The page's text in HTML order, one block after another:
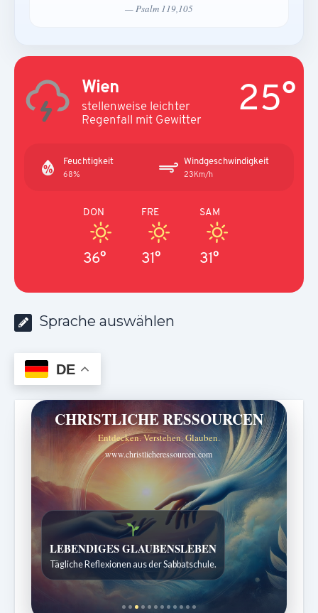
— Psalm 119,105
Wien
stellenweise leichter
Regenfall mit Gewitter
25°
Feuchtigkeit
68%
Windgeschwindigkeit
23Km/h
DON
36°
FRE
31°
SAM
31°
Sprache auswählen
DE
CHRISTLICHE RESSOURCEN
Entdecken. Verstehen. Glauben.
www.christlicheressourcen.com
Bibelgeschichten zum Staunen
Kindergeschichten für 7 bis 12 Jahre.